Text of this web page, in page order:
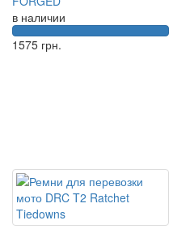
в наличии
1575 грн.